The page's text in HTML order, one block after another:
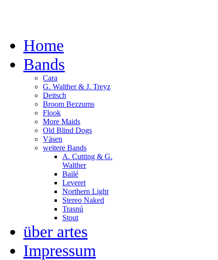
Home
Bands
Cara
G. Walther & J. Treyz
Deitsch
Broom Bezzums
Flook
More Maids
Old Blind Dogs
Väsen
weitere Bands
A. Cutting & G.
Walther
Bailé
Leveret
Northern Light
Stereo Naked
Trasnú
Stout
über artes
Impressum